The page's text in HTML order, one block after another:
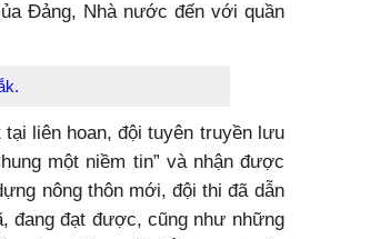
Đảng, Nhà nước đến với quần
liên hoan, đội tuyên truyền lưu
một niềm tin” và nhận được
nông thôn mới, đội thi đã dẫn
đang đạt được, cũng như những